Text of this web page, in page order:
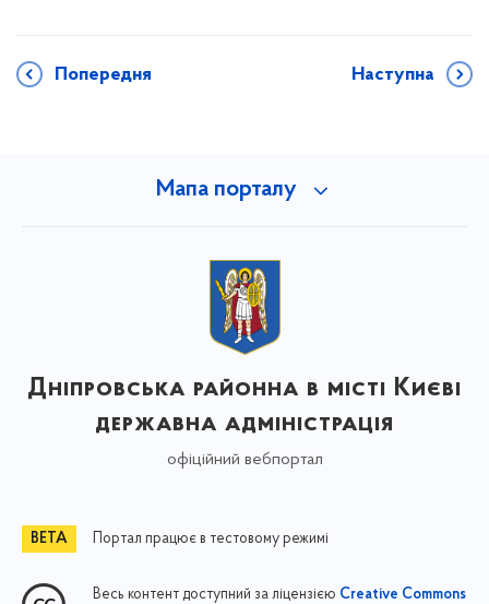
Попередня Наступна
Мапа порталу
Дніпровська районна в місті Києві
державна адміністрація
офіційний вебпортал
Портал працює в тестовому режимі
Весь контент доступний за ліцензією Creative Commons